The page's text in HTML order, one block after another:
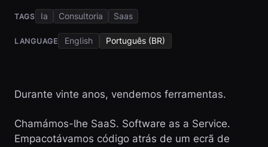
TAGS Ia Consultoria Saas
LANGUAGE English Português (BR)
Durante vinte anos, vendemos ferramentas.
Chamámos-lhe SaaS. Software as a Service.
Empacotávamos código atrás de um ecrã de